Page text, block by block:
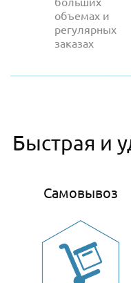
объемах и
регулярных
заказах
Быстрая и
Самовывоз